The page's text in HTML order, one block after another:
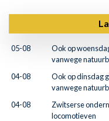
05-08
Ook op
vanwege
04-08
Ook op dinsdag
vanwege
04-08
Zwitserse
locomotieven